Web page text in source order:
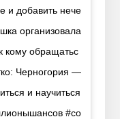
и добавить нече
организовала
кому обращатьс
Черногория —
и научиться
#со